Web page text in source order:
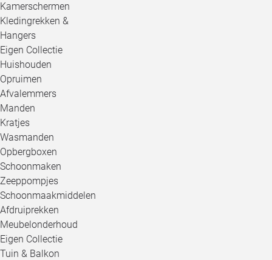
Kamerschermen
Kledingrekken &
Hangers
Eigen Collectie
Huishouden
Opruimen
Afvalemmers
Manden
Kratjes
Wasmanden
Opbergboxen
Schoonmaken
Zeeppompjes
Schoonmaakmiddelen
Afdruiprekken
Meubelonderhoud
Eigen Collectie
Tuin & Balkon